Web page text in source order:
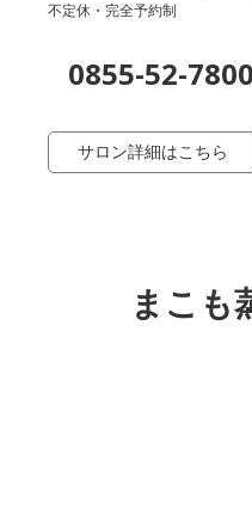
不定休・完全予約制
0855-52-7800
サロン詳細はこちら
まこも